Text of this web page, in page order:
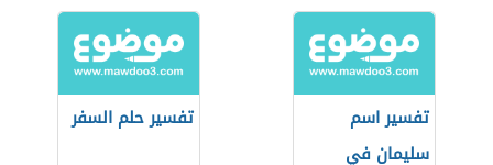
تفسير اسم
سليمان في
تفسير حلم السفر